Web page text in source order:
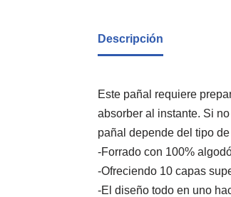
Descripción
Este pañal requiere
absorber al instante. Si
pañal depende del tipo
-Forrado con 100%
-Ofreciendo 10 capas
-El diseño todo en uno